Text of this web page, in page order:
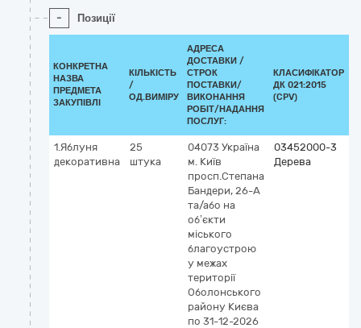
- Позиції
КОНКРЕТНА
НАЗВА
ПРЕДМЕТА
ЗАКУПІВЛІ
КІЛЬКІСТЬ
/
ОД.ВИМІРУ
АДРЕСА
ДОСТАВКИ /
СТРОК
ПОСТАВКИ/
ВИКОНАННЯ
РОБІТ/НАДАННЯ
ПОСЛУГ:
КЛАСИФІКАТОР
ДК 021:2015
(CPV)
1.Яблуня
декоративна
25
штука
04073 Україна
м. Київ
просп.Степана
Бандери, 26-А
та/або на
об’єкти
міського
благоустрою
у межах
території
Оболонського
району Києва
по 31-12-2026
03452000-3
Дерева